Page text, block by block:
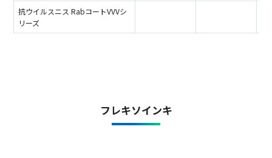
抗ウイルスニス RabコートVVVシ
リーズ
フレキソインキ